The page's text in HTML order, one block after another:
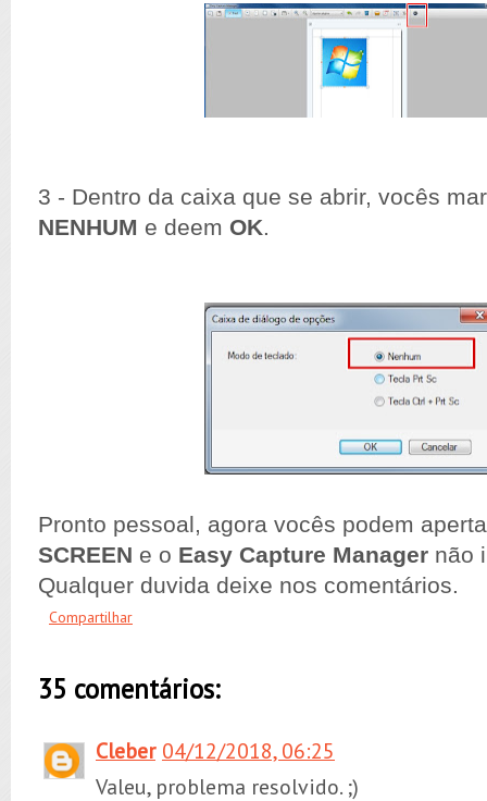
3 - Dentro da caixa que se abrir, vocês
NENHUM e deem OK.
Pronto pessoal, agora vocês podem
SCREEN e o Easy Capture Manager não
Qualquer duvida deixe nos comentários.
Compartilhar
35 comentários:
Cleber 04/12/2018, 06:25
Valeu, problema resolvido. ;)